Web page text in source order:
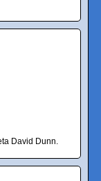
David Dunn.